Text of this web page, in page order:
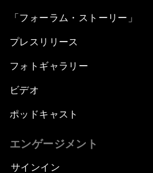
「フォーラム・ストーリー」
プレスリリース
フォトギャラリー
ビデオ
ポッドキャスト
エンゲージメント
サインイン